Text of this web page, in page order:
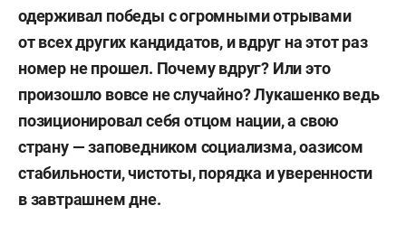
одерживал победы с огромными отрывами
от всех других кандидатов, и вдруг на этот раз
номер не прошел. Почему вдруг? Или это
произошло вовсе не случайно? Лукашенко ведь
позиционировал себя отцом нации, а свою
страну — заповедником социализма, оазисом
стабильности, чистоты, порядка и уверенности
в завтрашнем дне.